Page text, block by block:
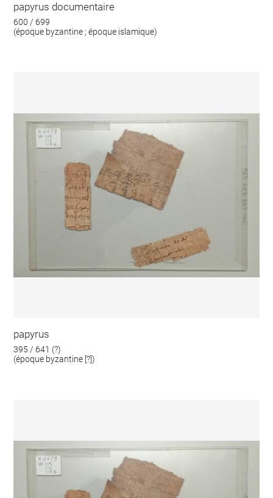
papyrus documentaire
600 / 699
(époque byzantine ; époque islamique)
papyrus
395 / 641 (?)
(époque byzantine [?])